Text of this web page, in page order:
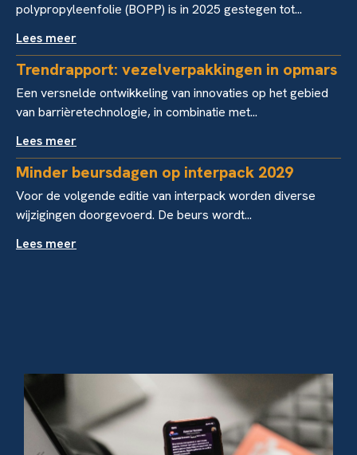
polypropyleenfolie (BOPP) is in 2025 gestegen tot...
Lees meer
Trendrapport: vezelverpakkingen in opmars
Een versnelde ontwikkeling van innovaties op het gebied
van barrièretechnologie, in combinatie met...
Lees meer
Minder beursdagen op interpack 2029
Voor de volgende editie van interpack worden diverse
wijzigingen doorgevoerd. De beurs wordt...
Lees meer